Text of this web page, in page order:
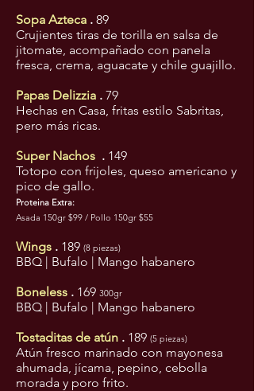
Sopa Azteca . 89
Crujientes tiras de torilla en salsa de
jitomate, acompañado con panela
fresca, crema, aguacate y chile guajillo.
Papas Delizzia . 79
Hechas en Casa, fritas estilo Sabritas,
pero más ricas.
Super Nachos . 149
Totopo con frijoles, queso americano y
pico de gallo.
Proteina Extra:
Asada 150gr $99 / Pollo 150gr $55
Wings . 189 (8 piezas)
BBQ | Bufalo | Mango habanero
Boneless . 169 300gr
BBQ | Bufalo | Mango habanero
Tostaditas de atún . 189 (5 piezas)
Atún fresco marinado con mayonesa
ahumada, jícama, pepino, cebolla
morada y poro frito.